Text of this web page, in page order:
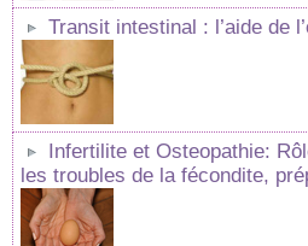
Transit intestinal : l’aide de
Infertilite et Osteopathie:
les troubles de la fécondite,